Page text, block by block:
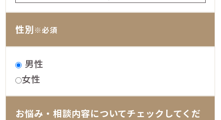
性別 ※必須
男性
女性
お悩み・相談内容についてチェックしてくだ